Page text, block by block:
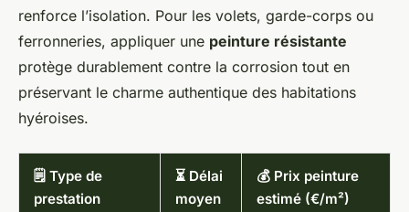
renforce l’isolation. Pour les volets, garde-corps ou
ferronneries, appliquer une peinture résistante
protège durablement contre la corrosion tout en
préservant le charme authentique des habitations
hyéroises.
🗒️ Type de
prestation
⏳ Délai
moyen
💰 Prix peinture
estimé (€/m²)